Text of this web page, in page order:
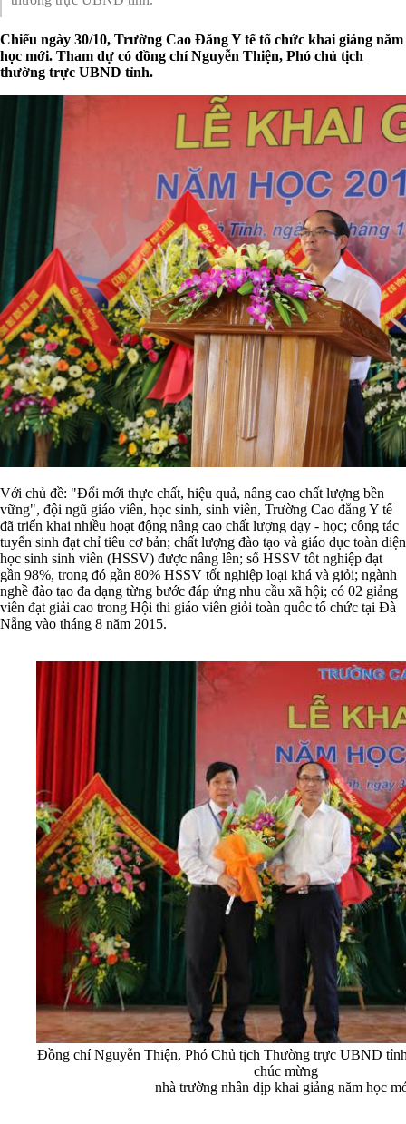
Chiểu ngày 30/10, Trường Cao Đẳng Y tế tổ chức khai giảng năm
học mới. Tham dự có đồng chí Nguyễn Thiện, Phó chủ tịch
thường trực UBND tỉnh.
Với chủ đề: "Đổi mới thực chất, hiệu quả, nâng cao chất lượng bền
vững", đội ngũ giáo viên, học sinh, sinh viên, Trường Cao đẳng Y tế
đã triển khai nhiều hoạt động nâng cao chất lượng dạy - học; công tác
tuyển sinh đạt chỉ tiêu cơ bản; chất lượng đào tạo và giáo dục toàn diện
học sinh sinh viên (HSSV) được nâng lên; số HSSV tốt nghiệp đạt
gần 98%, trong đó gần 80% HSSV tốt nghiệp loại khá và giỏi; ngành
nghề đào tạo đa dạng từng bước đáp ứng nhu cầu xã hội; có 02 giảng
viên đạt giải cao trong Hội thi giáo viên giỏi toàn quốc tổ chức tại Đà
Nẵng vào tháng 8 năm 2015.
Đồng chí Nguyễn Thiện, Phó Chủ tịch Thường trực UBND
chúc mừng
nhà trường nhân dịp khai giảng năm học